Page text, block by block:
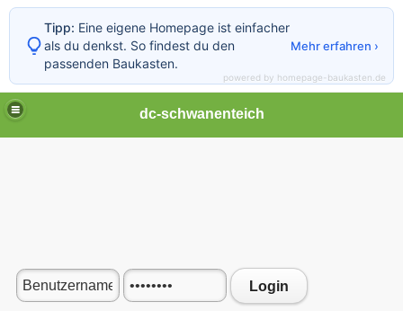
dc-schwanenteich
Login
Tipp: Eine eigene Homepage ist einfacher
als du denkst. So findest du den
passenden Baukasten.
Mehr erfahren ›
powered by homepage-baukasten.de